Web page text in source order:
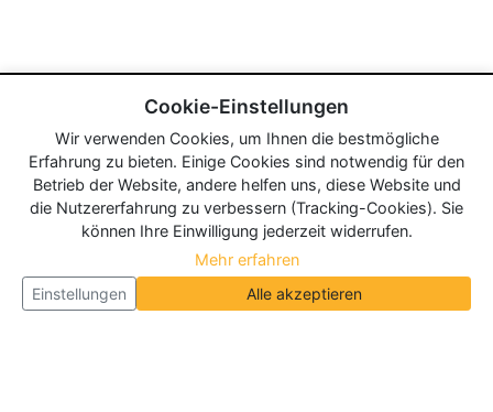
Cookie-Einstellungen
Wir verwenden Cookies, um Ihnen die bestmögliche
Erfahrung zu bieten. Einige Cookies sind notwendig für den
Betrieb der Website, andere helfen uns, diese Website und
die Nutzererfahrung zu verbessern (Tracking-Cookies). Sie
können Ihre Einwilligung jederzeit widerrufen.
Mehr erfahren
Einstellungen
Alle akzeptieren